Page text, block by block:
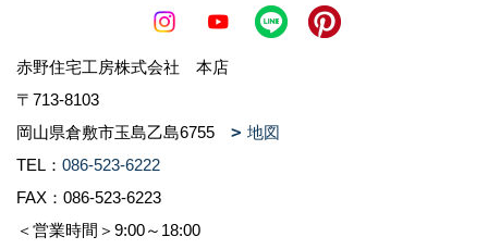
赤野住宅工房株式会社 本店
〒713-8103
岡山県倉敷市玉島乙島6755
地図
TEL： 086-523-6222
FAX：086-523-6223
＜営業時間＞9:00～18:00